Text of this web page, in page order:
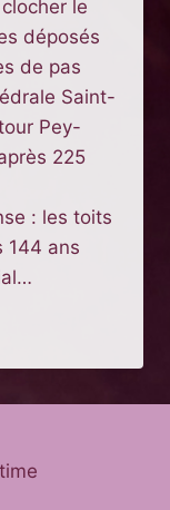
le
déposés
de pas
Saint-
Pey-
225
: les toits
144 ans